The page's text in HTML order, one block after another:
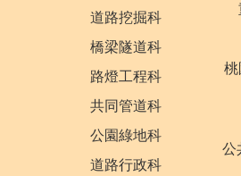
道路挖掘科
橋梁隧道科
路燈工程科
共同管道科
公園綠地科
道路行政科
桃
公